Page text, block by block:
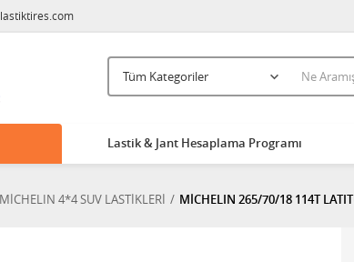
Lastik & Jant Hesaplama Programı
MİCHELIN 4*4 SUV LASTİKLERİ MİCHELIN 265/70/18 114T